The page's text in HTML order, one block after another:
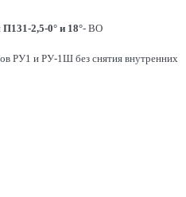
П131-2,5-0° и 18°- ВО
РУ1 и РУ-1Ш без снятия внутренних